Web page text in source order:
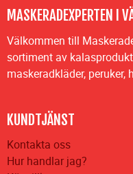
MASKERADEXPERTEN I
Välkommen till
sortiment av
maskeradkläder,
KUNDTJÄNST
Kontakta oss
Hur handlar jag?